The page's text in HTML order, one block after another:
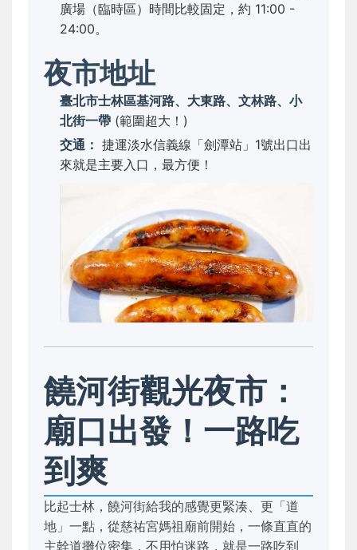
廣場（臨時區）時間比較固定，約 11:00 -
24:00。
夜市地址
臺北市士林區基河路、大東路、文林路、小
北街一帶 (範圍超大！)
交通： 捷運淡水信義線「劍潭站」1號出口出
來就是主要入口，最方便！
饒河街觀光夜市：
廟口出發！一路吃
到爽
比起士林，饒河街給我的感覺更緊湊、更「道
地」一點，從慈祐宮媽祖廟前開始，一條直直的
主幹道攤位密集，不用怕迷路，就是一路吃到